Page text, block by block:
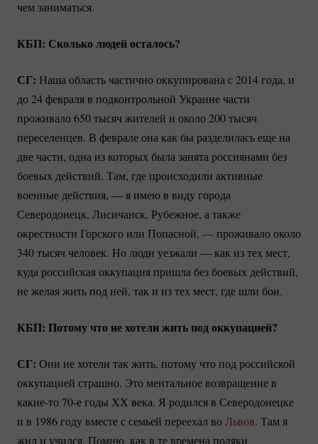
чем заниматься.
КБП: Сколько людей осталось?
СГ: Наша область частично оккупирована с 2014 года, и
до 24 февраля в подконтрольной Украине части
проживало 650 тысяч жителей и около 200 тысяч
переселенцев. В феврале она как бы разделилась еще на
две части, одна из которых была занята россиянами без
боевых действий. Там, где происходили активные
военные действия, — я имею в виду города
Северодонецк, Лисичанск, Рубежное, а также
окрестности Горского или Попасной, — проживало около
340 тысяч человек. Но люди уезжали — как из тех мест,
куда российская оккупация пришла без боевых действий,
не желая жить под ней, так и из тех мест, где шли бои.
КБП: Потому что не хотели жить под оккупацией?
СГ: Они не хотели так жить, потому что под российской
оккупацией страшно. Это ментальное возвращение в
какие-то70-е годы ХХ века. Я родился в Северодонецке
и в 1986 году вместе с семьей переехал воЛьвов. Там я
жил и учился. Помню, как в те времена поляки